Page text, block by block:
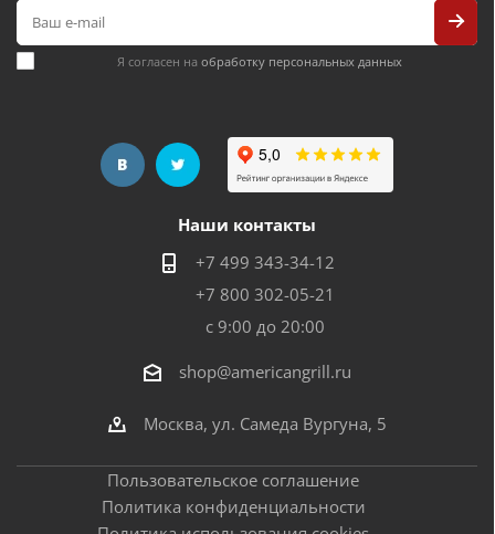
Я согласен на обработку персональных данных
Наши контакты
+7 499 343-34-12
+7 800 302-05-21
с 9:00 до 20:00
shop@americangrill.ru
Москва, ул. Самеда Вургуна, 5
Пользовательское соглашение
Политика конфиденциальности